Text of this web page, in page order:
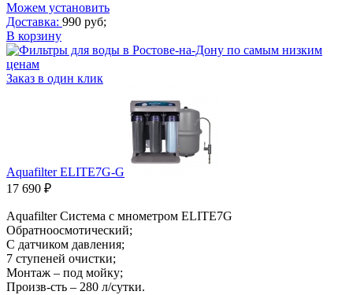
Можем установить
Доставка: 990 руб;
В корзину
Заказ в один клик
Aquafilter ELITE7G-G
17 690 ₽
Aquafilter Система с мнометром ELITE7G
Обратноосмотический;
С датчиком давления;
7 ступеней очистки;
Монтаж – под мойку;
Произв-сть – 280 л/сутки.